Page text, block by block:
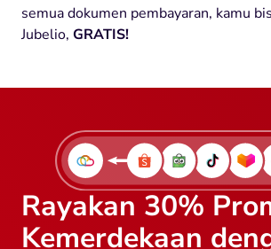
semua dokumen pembayaran, kamu
Jubelio, GRATIS!
Rayakan 30%
Kemerdekaan